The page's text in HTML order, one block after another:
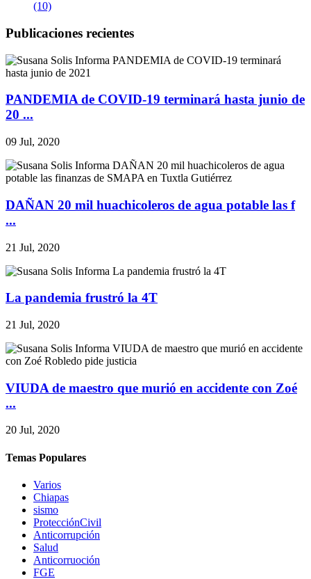
(10)
Publicaciones recientes
PANDEMIA de COVID-19 terminará hasta junio de
20 ...
09 Jul, 2020
DAÑAN 20 mil huachicoleros de agua potable las f
...
21 Jul, 2020
La pandemia frustró la 4T
21 Jul, 2020
VIUDA de maestro que murió en accidente con Zoé
...
20 Jul, 2020
Temas Populares
Varios
Chiapas
sismo
ProtecciónCivil
Anticorrupción
Salud
Anticorruoción
FGE